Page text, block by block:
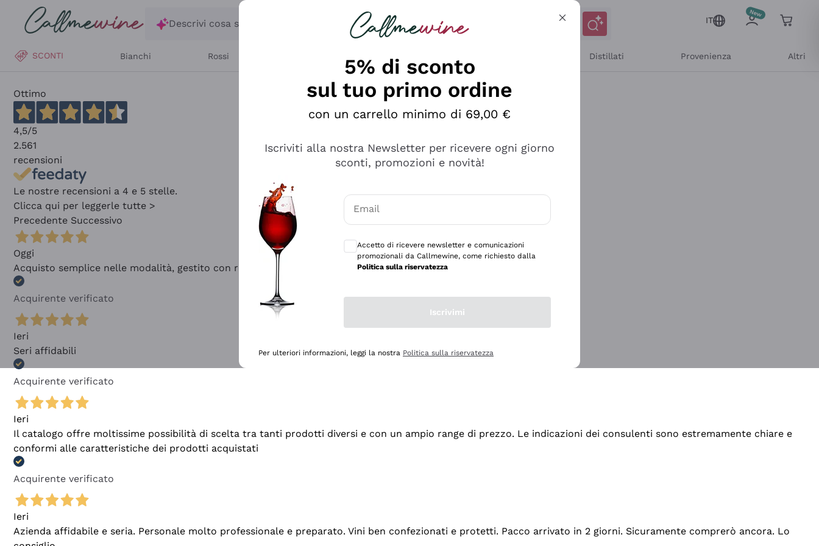
Salta al contenuto principale
Descrivi cosa stai cercando
IT
SCONTI Bianchi Rossi Distillati Provenienza Altri
Ottimo
4,5/5
2.561
recensioni
Le nostre recensioni a 4 e 5 stelle.
Clicca qui per leggerle tutte >
Precedente Successivo
Oggi
Acquisto semplice nelle modalità, gestito con rapidità e professionalità
Acquirente verificato
Ieri
Seri affidabili
Acquirente verificato
Ieri
Il catalogo offre moltissime possibilità di scelta tra tanti prodotti diversi e con un ampio range di prezzo. Le indicazioni dei consulenti sono estremamente chiare e
conformi alle caratteristiche dei prodotti acquistati
Acquirente verificato
Ieri
Azienda affidabile e seria. Personale molto professionale e preparato. Vini ben confezionati e protetti. Pacco arrivato in 2 giorni. Sicuramente comprerò ancora. Lo
5% di sconto
sul tuo primo ordine
con un carrello minimo di 69,00 €
Iscriviti alla nostra Newsletter per ricevere ogni giorno
sconti, promozioni e novità!
Email
Accetto di ricevere newsletter e comunicazioni
promozionali da Callmewine, come richiesto dalla
Politica sulla riservatezza
Iscrivimi
Per ulteriori informazioni, leggi la nostra Politica sulla riservatezza